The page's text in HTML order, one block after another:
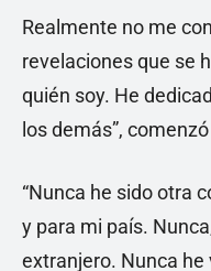
Realmente no me
revelaciones que se
quién soy. He
los demás”,
“Nunca he sido otra
y para mi país.
extranjero. Nunca